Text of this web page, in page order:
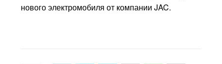
нового электромобиля от компании JAC.